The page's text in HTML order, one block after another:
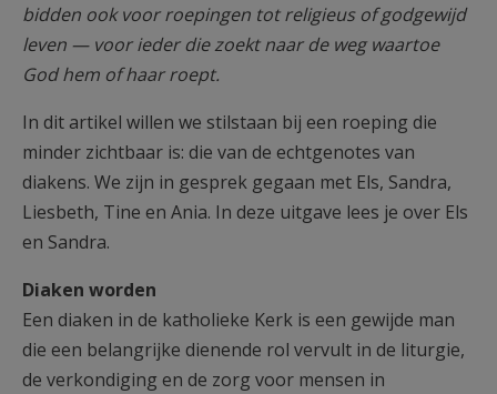
bidden ook voor roepingen tot religieus of godgewijd
leven — voor ieder die zoekt naar de weg waartoe
God hem of haar roept.
In dit artikel willen we stilstaan bij een roeping die
minder zichtbaar is: die van de echtgenotes van
diakens. We zijn in gesprek gegaan met Els, Sandra,
Liesbeth, Tine en Ania. In deze uitgave lees je over Els
en Sandra.
Diaken worden
Een diaken in de katholieke Kerk is een gewijde man
die een belangrijke dienende rol vervult in de liturgie,
de verkondiging en de zorg voor mensen in